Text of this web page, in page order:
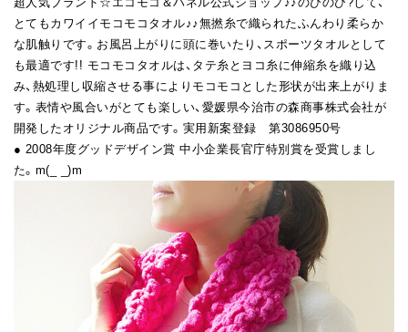
とてもカワイイモコモコタオル♪♪無撚糸で織られたふんわり柔らか
な肌触りです。お風呂上がりに頭に巻いたり、スポーツタオルとして
も最適です!! モコモコタオルは、タテ糸とヨコ糸に伸縮糸を織り込
み、熱処理し収縮させる事によりモコモコとした形状が出来上がりま
す。表情や風合いがとても楽しい、愛媛県今治市の森商事株式会社が
開発したオリジナル商品です。実用新案登録 第3086950号
● 2008年度グッドデザイン賞 中小企業長官庁特別賞を受賞しまし
た。m(_ _)m